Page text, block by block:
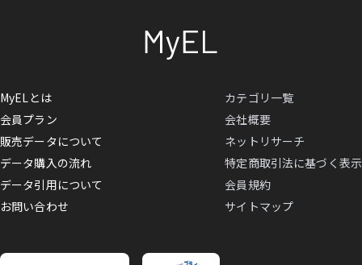
MyELとは
会員プラン
販売データについて
データ購入の流れ
データ引用について
お問い合わせ
カテゴリ一覧
会社概要
ネットリサーチ
特定商取引法に基づく表示
会員規約
サイトマップ